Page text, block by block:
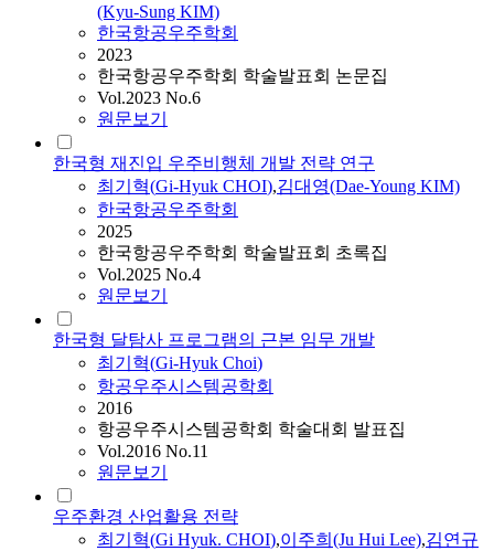
(Kyu-Sung KIM)
한국항공우주학회
2023
한국항공우주학회 학술발표회 논문집
Vol.2023 No.6
원문보기
한국형 재진입 우주비행체 개발 전략 연구
최기혁(Gi-Hyuk CHOI),김대영(Dae-Young KIM)
한국항공우주학회
2025
한국항공우주학회 학술발표회 초록집
Vol.2025 No.4
원문보기
한국형 달탐사 프로그램의 근본 임무 개발
최기혁(Gi-Hyuk Choi)
항공우주시스템공학회
2016
항공우주시스템공학회 학술대회 발표집
Vol.2016 No.11
원문보기
우주환경 산업활용 전략
최기혁(Gi Hyuk. CHOI),이주희(Ju Hui Lee),김연규